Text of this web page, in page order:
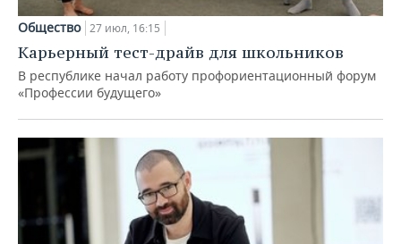
Общество 27 июл, 16:15
Карьерный тест-драйв для школьников
В республике начал работу профориентационный форум
«Профессии будущего»